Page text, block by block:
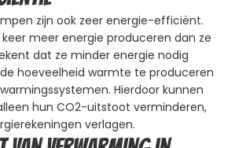
zijn ook zeer energie-efficiënt.
meer energie produceren dan ze
dat ze minder energie nodig
hoeveelheid warmte te produceren
Hierdoor kunnen
hun CO2-uitstoot verminderen,
verlagen.